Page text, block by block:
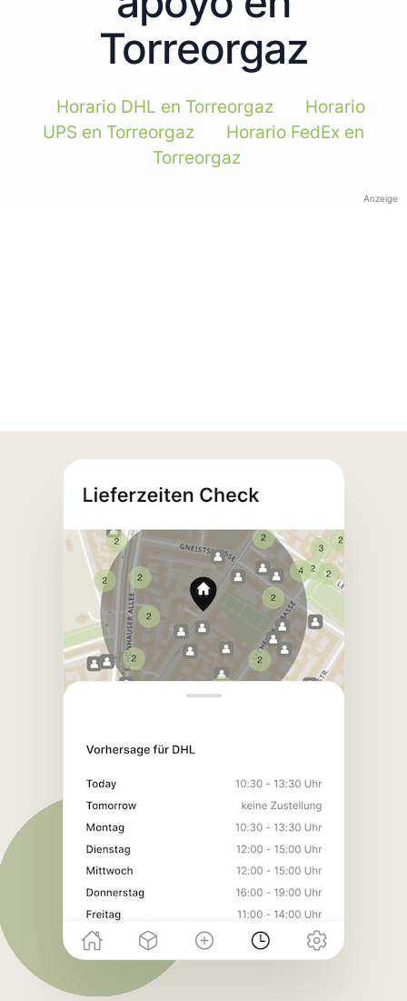
Torreorgaz
Horario DHL en Torreorgaz
Horario
UPS en Torreorgaz
Horario FedEx en
Torreorgaz
Anzeige